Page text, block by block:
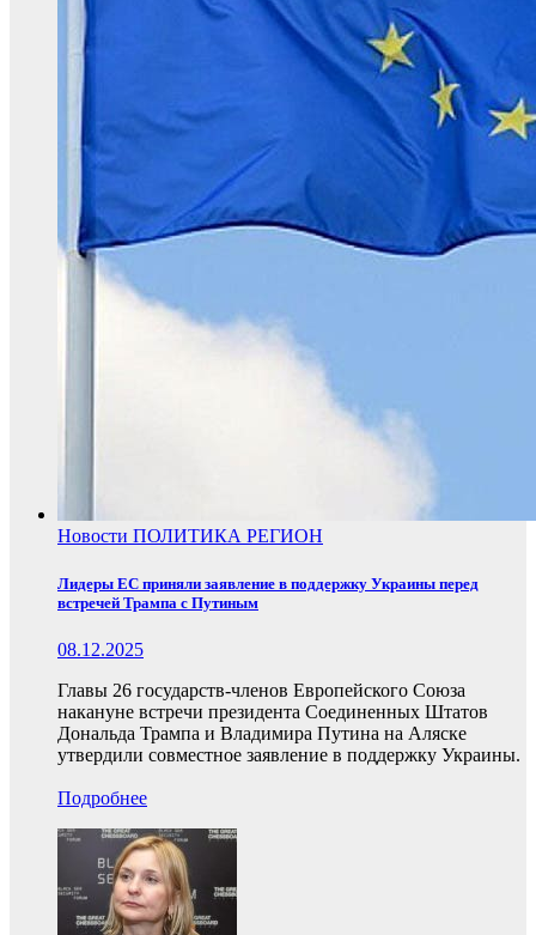
Новости ПОЛИТИКА РЕГИОН
Лидеры ЕС приняли заявление в поддержку Украины перед
встречей Трампа с Путиным
08.12.2025
Главы 26 государств-членов Европейского Союза
накануне встречи президента Соединенных Штатов
Дональда Трампа и Владимира Путина на Аляске
утвердили совместное заявление в поддержку Украины.
Подробнее